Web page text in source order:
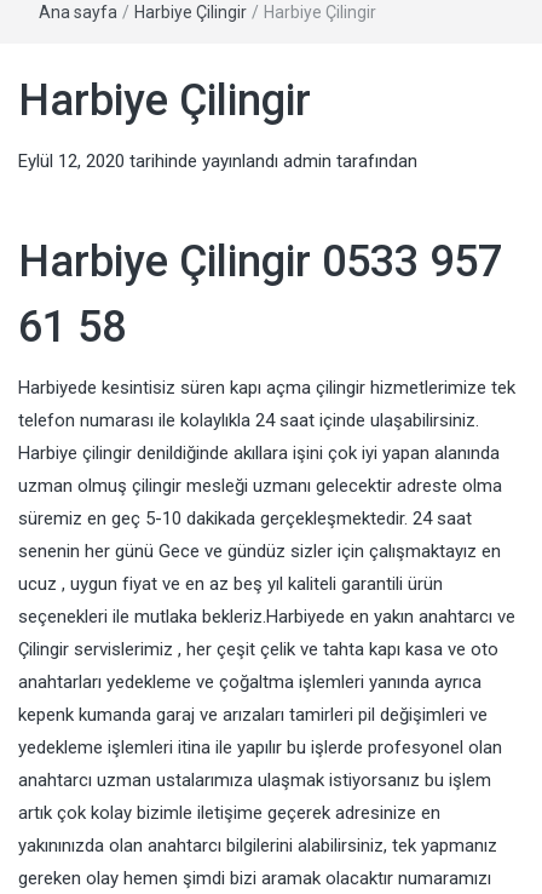
Ana sayfa / Harbiye Çilingir / Harbiye Çilingir
Harbiye Çilingir
Eylül 12, 2020 tarihinde yayınlandı admin tarafından
Harbiye Çilingir 0533 957
61 58
Harbiyede kesintisiz süren kapı açma çilingir hizmetlerimize tek
telefon numarası ile kolaylıkla 24 saat içinde ulaşabilirsiniz.
Harbiye çilingir denildiğinde akıllara işini çok iyi yapan alanında
uzman olmuş çilingir mesleği uzmanı gelecektir adreste olma
süremiz en geç 5-10 dakikada gerçekleşmektedir. 24 saat
senenin her günü Gece ve gündüz sizler için çalışmaktayız en
ucuz , uygun fiyat ve en az beş yıl kaliteli garantili ürün
seçenekleri ile mutlaka bekleriz.Harbiyede en yakın anahtarcı ve
Çilingir servislerimiz , her çeşit çelik ve tahta kapı kasa ve oto
anahtarları yedekleme ve çoğaltma işlemleri yanında ayrıca
kepenk kumanda garaj ve arızaları tamirleri pil değişimleri ve
yedekleme işlemleri itina ile yapılır bu işlerde profesyonel olan
anahtarcı uzman ustalarımıza ulaşmak istiyorsanız bu işlem
artık çok kolay bizimle iletişime geçerek adresinize en
yakınınızda olan anahtarcı bilgilerini alabilirsiniz, tek yapmanız
gereken olay hemen şimdi bizi aramak olacaktır numaramızı